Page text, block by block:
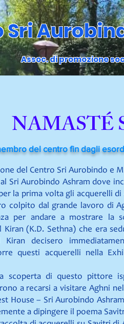
Sri
Assoc. di promozione
NAMASTÉ
del centro fin dagli
del Centro Sri Aurobindo e
Sri Aurobindo Ashram dove
la prima volta gli acquerelli di
colpito dal grande lavoro di
per andare a mostrare la
(K.D. Sethna) che era
decisero
questi acquerelli nella
scoperta di questo pittore
a recarsi a visitare Aghni
House – Sri Aurobindo
a dipingere il poema